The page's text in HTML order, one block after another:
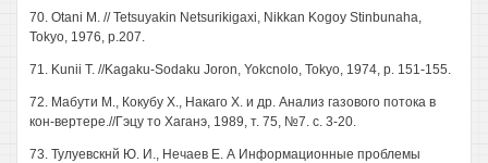
70. Otani M. // Tetsuyakin Netsurikigaxi, Nikkan Kogoy Stinbunaha,
Tokyo, 1976, p.207.
71. Kunii T. //Kagaku-Sodaku Joron, Yokcnolo, Tokyo, 1974, p. 151-155.
72. Мабути M., Кокубу X., Накаго X. и др. Анализ газового потока в
кон-вертере.//Гэцу то Хаганэ, 1989, т. 75, №7. с. 3-20.
73. Тулуевскнй Ю. И., Нечаев Е. А Информационные проблемы